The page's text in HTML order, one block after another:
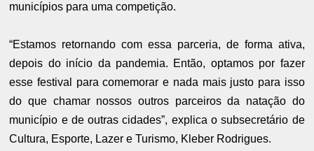
municípios para uma competição.
“Estamos retornando com essa parceria, de forma ativa,
depois do início da pandemia. Então, optamos por fazer
esse festival para comemorar e nada mais justo para isso
do que chamar nossos outros parceiros da natação do
município e de outras cidades”, explica o subsecretário de
Cultura, Esporte, Lazer e Turismo, Kleber Rodrigues.